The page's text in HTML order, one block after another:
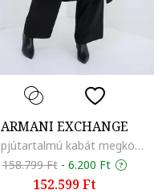
ARMANI EXCHANGE
Gyapjútartalmú kabát megkötővel, Fekete
158.799 Ft - 6.200 Ft
152.599 Ft